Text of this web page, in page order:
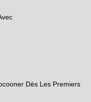
Dès Les Premiers